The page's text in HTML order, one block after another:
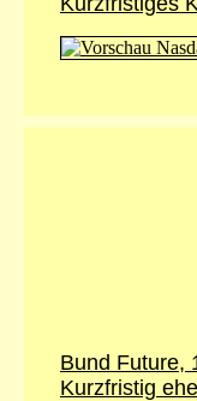
Bund Future,
Kurzfristig